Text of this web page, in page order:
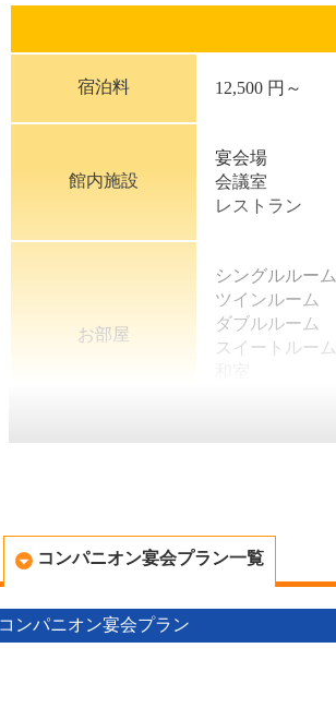
宿泊料 12,500 円～
館内施設
宴会場
会議室
レストラン
お部屋
シングルルーム
ツインルーム
ダブルルーム
スイートルーム
コンパニオン宴会プラン一覧
コンパニオン宴会プラン